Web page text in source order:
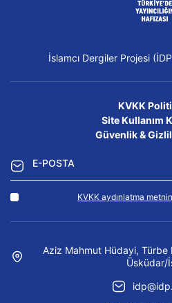
İslamcı Dergiler Projesi
KVKK
Site Kullanım
Güvenlik &
KVKK aydınlatma
Aziz Mahmut Hüdayi, Türbe
Üsküdar/